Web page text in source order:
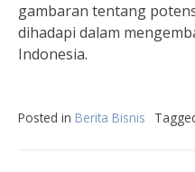
gambaran tentang
dihadapi dalam
Indonesia.
Posted in Berita Bisnis